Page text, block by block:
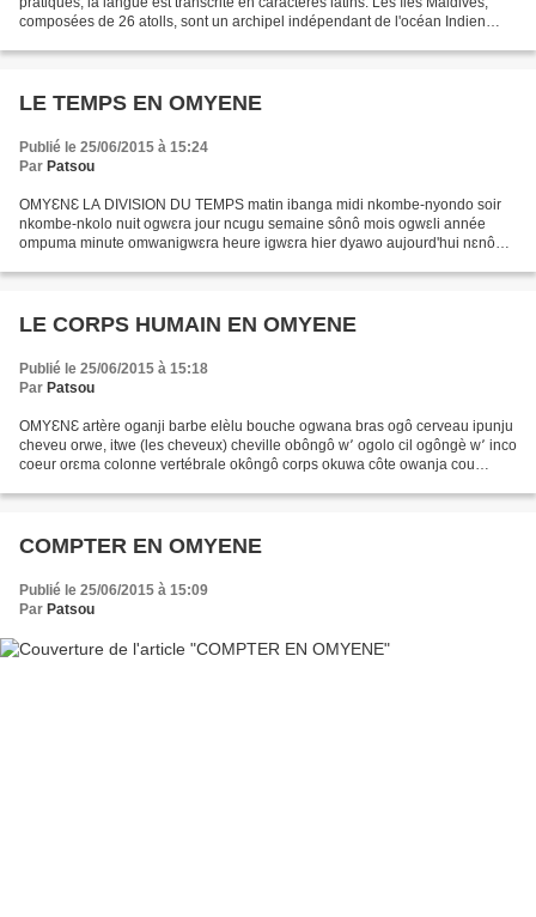
composées de 26 atolls, sont un archipel indépendant de l'océan Indien
LE TEMPS EN OMYENE
Publié le 25/06/2015 à 15:24
Par Patsou
OMYƐNƐ LA DIVISION DU TEMPS matin ibanga midi nkombe-nyondo soir
nkombe-nkolo nuit ogwɛra jour ncugu semaine sônô mois ogwɛli année
ompuma minute omwanigwɛra heure igwɛra hier dyawo aujourd'hui nɛnô
LE CORPS HUMAIN EN OMYENE
Publié le 25/06/2015 à 15:18
Par Patsou
OMYƐNƐ artère oganji barbe elèlu bouche ogwana bras ogô cerveau ipunju
cheveu orwe, itwe (les cheveux) cheville obôngô w՚ ogolo cil ogôngè w՚ inco
coeur orɛma colonne vertébrale okôngô corps okuwa côte owanja cou
COMPTER EN OMYENE
Publié le 25/06/2015 à 15:09
Par Patsou